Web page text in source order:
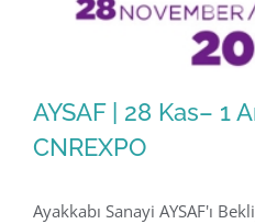
AYSAF | 28 Kas– 1
CNREXPO
Ayakkabı Sanayi AYSAF'ı